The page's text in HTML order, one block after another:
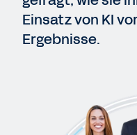
Einsatz von KI
Ergebnisse.